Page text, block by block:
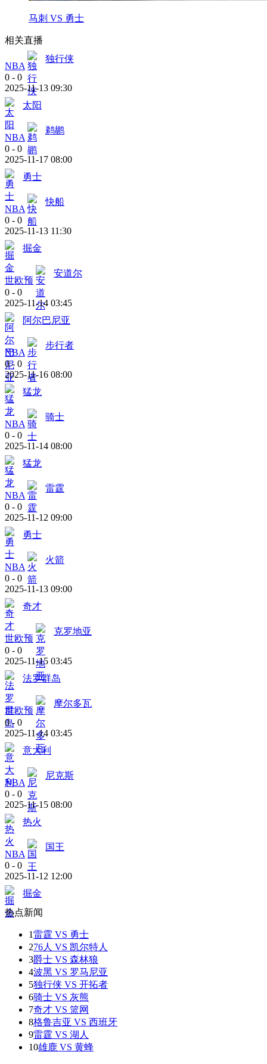
马刺 VS 勇士
相关直播
NBA
独行侠
0 - 0
2025-11-13 09:30
太阳
NBA
鹈鹕
0 - 0
2025-11-17 08:00
勇士
NBA
快船
0 - 0
2025-11-13 11:30
掘金
世欧预
安道尔
0 - 0
2025-11-14 03:45
阿尔巴尼亚
NBA
步行者
0 - 0
2025-11-16 08:00
猛龙
NBA
骑士
0 - 0
2025-11-14 08:00
猛龙
NBA
雷霆
0 - 0
2025-11-12 09:00
勇士
NBA
火箭
0 - 0
2025-11-13 09:00
奇才
世欧预
克罗地亚
0 - 0
2025-11-15 03:45
法罗群岛
世欧预
摩尔多瓦
0 - 0
2025-11-14 03:45
意大利
NBA
尼克斯
0 - 0
2025-11-15 08:00
热火
NBA
国王
0 - 0
2025-11-12 12:00
掘金
热点新闻
1雷霆 VS 勇士
276人 VS 凯尔特人
3爵士 VS 森林狼
4波黑 VS 罗马尼亚
5独行侠 VS 开拓者
6骑士 VS 灰熊
7奇才 VS 篮网
8格鲁吉亚 VS 西班牙
9雷霆 VS 湖人
10雄鹿 VS 黄蜂